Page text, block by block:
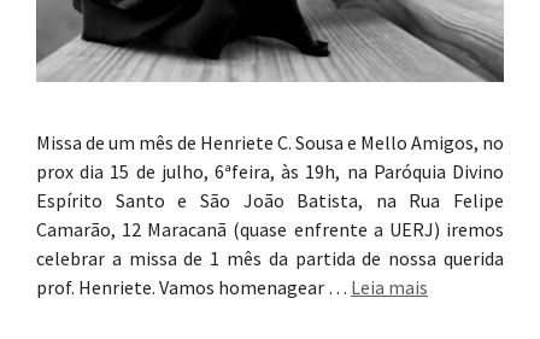
Missa de um mês de Henriete C. Sousa e Mello Amigos, no
prox dia 15 de julho, 6ªfeira, às 19h, na Paróquia Divino
Espírito Santo e São João Batista, na Rua Felipe
Camarão, 12 Maracanã (quase enfrente a UERJ) iremos
celebrar a missa de 1 mês da partida de nossa querida
prof. Henriete. Vamos homenagear … Leia mais